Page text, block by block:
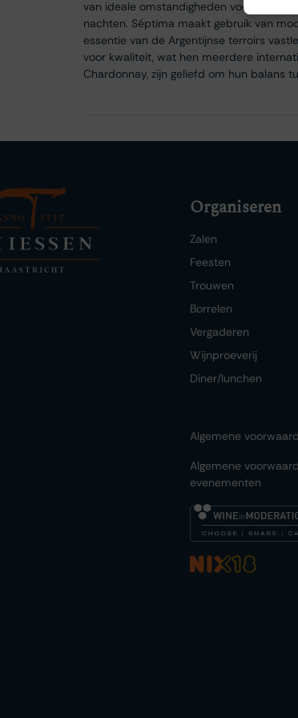
van ideale omstandigheden voor het
nachten. Séptima maakt gebruik van
essentie van de Argentijnse terroirs
voor kwaliteit, wat hen meerdere
Chardonnay, zijn geliefd om hun balans
Organiseren
Zalen
Feesten
Trouwen
Borrelen
Vergaderen
Wijnproeverij
Diner/lunchen
Algemene
Algemene
evenementen